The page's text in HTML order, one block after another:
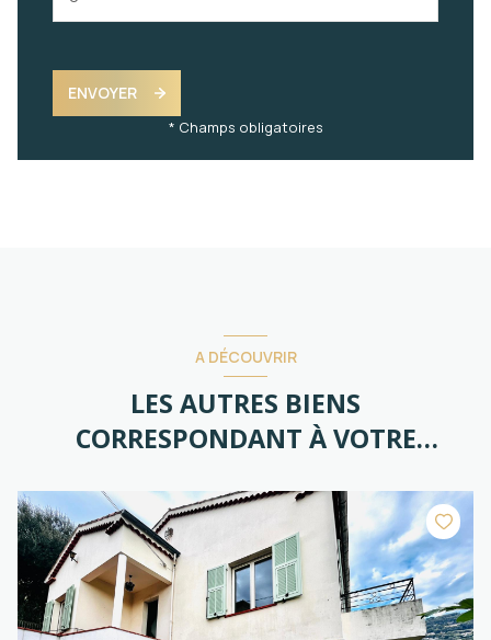
ENVOYER
* Champs obligatoires
A DÉCOUVRIR
LES AUTRES BIENS
CORRESPONDANT À VOTRE